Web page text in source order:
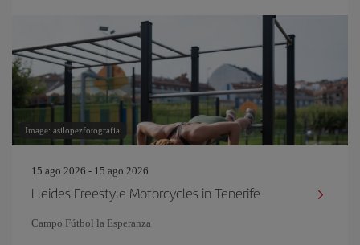
Image: asilopezfotografia
15 ago 2026 - 15 ago 2026
Lleides Freestyle Motorcycles in Tenerife
Campo Fútbol la Esperanza